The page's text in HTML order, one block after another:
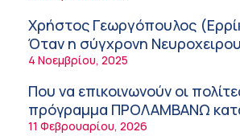
Analyst, διευθυντής
Ανάπτυξης Ομίλου HHG
11:54 πμ
Kavita Patel: Ένα στα πέντε
φάρμακα φτάνει τελικά στην
9:21 πμ
Χρήστος Γεωργόπουλος
Όταν η σύγχρονη
φόβο!
4 Νοεμβρίου, 2025
Που να επικοινωνούν οι
πρόγραμμα ΠΡΟΛΑΜΒΑΝΩ
παχυσαρκίας
11 Φεβρουαρίου, 2026